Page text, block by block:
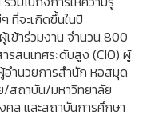
ที่จะเกิดขึ้นในปี
ข้าร่วมงาน จำนวน 800
รสนเทศระดับสูง (CIO) ผู้
ำนวยการสำนัก หอสมุด
/สถาบัน/มหาวิทยาลัย
คล และสถาบันการศึกษา